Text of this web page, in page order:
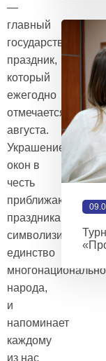
—
главный
государственный
праздник,
который
ежегодно
отмечается 22
августа.
Украшение
окон в
честь
приближающегося
праздника
символизирует
единство
народа,
и
напоминает
каждому
из нас